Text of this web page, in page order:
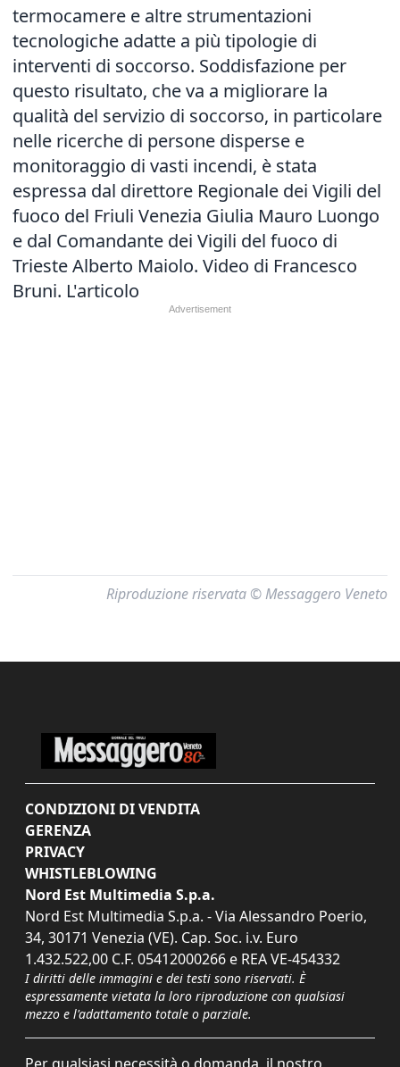
termocamere e altre strumentazioni
tecnologiche adatte a più tipologie di
interventi di soccorso. Soddisfazione per
questo risultato, che va a migliorare la
qualità del servizio di soccorso, in particolare
nelle ricerche di persone disperse e
monitoraggio di vasti incendi, è stata
espressa dal direttore Regionale dei Vigili del
fuoco del Friuli Venezia Giulia Mauro Luongo
e dal Comandante dei Vigili del fuoco di
Trieste Alberto Maiolo. Video di Francesco
Bruni. L'articolo
Riproduzione riservata © Messaggero Veneto
CONDIZIONI DI VENDITA
GERENZA
PRIVACY
WHISTLEBLOWING
Nord Est Multimedia S.p.a.
Nord Est Multimedia S.p.a. - Via Alessandro Poerio,
34, 30171 Venezia (VE). Cap. Soc. i.v. Euro
1.432.522,00 C.F. 05412000266 e REA VE-454332
I diritti delle immagini e dei testi sono riservati. È
espressamente vietata la loro riproduzione con qualsiasi
mezzo e l'adattamento totale o parziale.